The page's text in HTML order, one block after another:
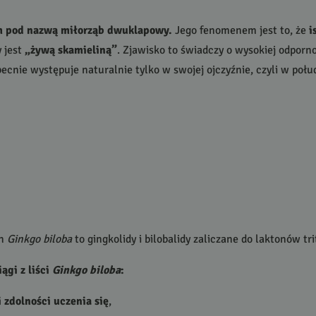
nazwą miłorząb dwuklapowy. Jego fenomenem jest to, że
jest „żywą skamieliną”. Zjawisko to świadczy o wysokiej
występuje naturalnie tylko w swojej ojczyźnie, czyli w
Ginkgo bilobato gingkolidy i bilobalidy zaliczane do laktonów
z liści Ginkgo biloba:
uczenia się,